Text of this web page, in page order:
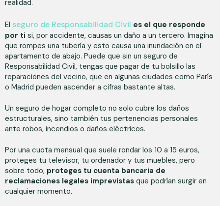
realidad.
El seguro de Responsabilidad Civil es el que responde
por ti si, por accidente, causas un daño a un tercero. Imagina
que rompes una tubería y esto causa una inundación en el
apartamento de abajo. Puede que sin un seguro de
Responsabilidad Civil, tengas que pagar de tu bolsillo las
reparaciones del vecino, que en algunas ciudades como París
o Madrid pueden ascender a cifras bastante altas.
Un seguro de hogar completo no solo cubre los daños
estructurales, sino también tus pertenencias personales
ante robos, incendios o daños eléctricos.
Por una cuota mensual que suele rondar los 10 a 15 euros,
proteges tu televisor, tu ordenador y tus muebles, pero
sobre todo, proteges tu cuenta bancaria de
reclamaciones legales imprevistas que podrían surgir en
cualquier momento.